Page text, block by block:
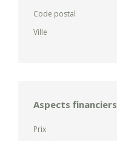
Code postal
Ville
Aspects financiers
Prix